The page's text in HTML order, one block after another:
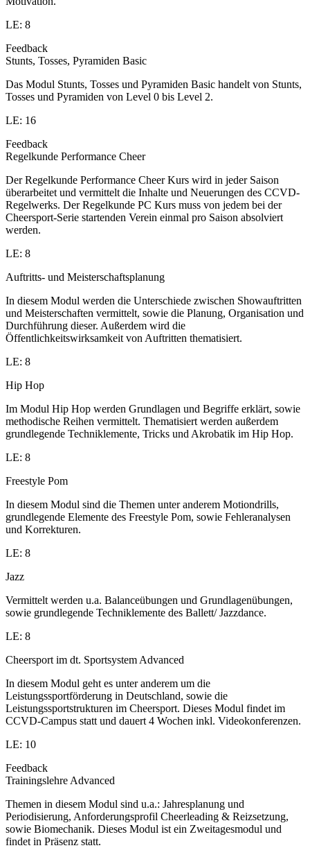
LE: 8
Feedback
Stunts, Tosses, Pyramiden Basic
Das Modul Stunts, Tosses und Pyramiden Basic handelt von Stunts,
Tosses und Pyramiden von Level 0 bis Level 2.
LE: 16
Feedback
Regelkunde Performance Cheer
Der Regelkunde Performance Cheer Kurs wird in jeder Saison
überarbeitet und vermittelt die Inhalte und Neuerungen des CCVD-
Regelwerks. Der Regelkunde PC Kurs muss von jedem bei der
Cheersport-Serie startenden Verein einmal pro Saison absolviert
werden.
LE: 8
Auftritts- und Meisterschaftsplanung
In diesem Modul werden die Unterschiede zwischen Showauftritten
und Meisterschaften vermittelt, sowie die Planung, Organisation und
Durchführung dieser. Außerdem wird die
Öffentlichkeitswirksamkeit von Auftritten thematisiert.
LE: 8
Hip Hop
Im Modul Hip Hop werden Grundlagen und Begriffe erklärt, sowie
methodische Reihen vermittelt. Thematisiert werden außerdem
grundlegende Techniklemente, Tricks und Akrobatik im Hip Hop.
LE: 8
Freestyle Pom
In diesem Modul sind die Themen unter anderem Motiondrills,
grundlegende Elemente des Freestyle Pom, sowie Fehleranalysen
und Korrekturen.
LE: 8
Jazz
Vermittelt werden u.a. Balanceübungen und Grundlagenübungen,
sowie grundlegende Techniklemente des Ballett/ Jazzdance.
LE: 8
Cheersport im dt. Sportsystem Advanced
In diesem Modul geht es unter anderem um die
Leistungssportförderung in Deutschland, sowie die
Leistungssportstrukturen im Cheersport. Dieses Modul findet im
CCVD-Campus statt und dauert 4 Wochen inkl. Videokonferenzen.
LE: 10
Feedback
Trainingslehre Advanced
Themen in diesem Modul sind u.a.: Jahresplanung und
Periodisierung, Anforderungsprofil Cheerleading & Reizsetzung,
sowie Biomechanik. Dieses Modul ist ein Zweitagesmodul und
findet in Präsenz statt.